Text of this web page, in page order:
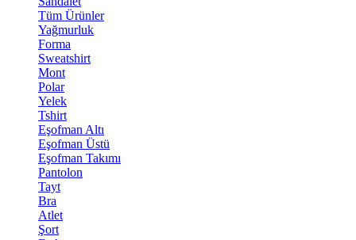
Tüm Ürünler
Yağmurluk
Forma
Sweatshirt
Mont
Polar
Yelek
Tshirt
Eşofman Altı
Eşofman Üstü
Eşofman Takımı
Pantolon
Tayt
Bra
Atlet
Şort